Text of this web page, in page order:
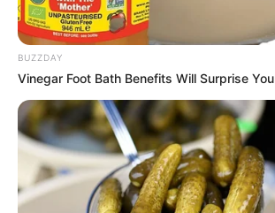
BUZZDAY
Vinegar Foot Bath Benefits Will Surprise You